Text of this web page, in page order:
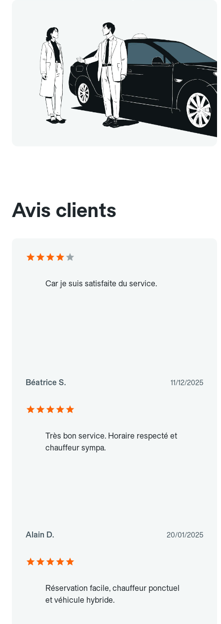
Avis clients
Car je suis satisfaite du service.
Béatrice S. 11/12/2025
Très bon service. Horaire respecté et
chauffeur sympa.
Alain D. 20/01/2025
Réservation facile, chauffeur ponctuel
et véhicule hybride.